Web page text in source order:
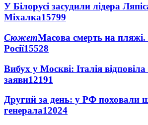
У Білорусі засудили лідера
Міхалка15799
СюжетМасова смерть на
Росії15528
Вибух у Москві: Італія відповіла
заяви12191
Другий за день: у РФ поховали
генерала12024